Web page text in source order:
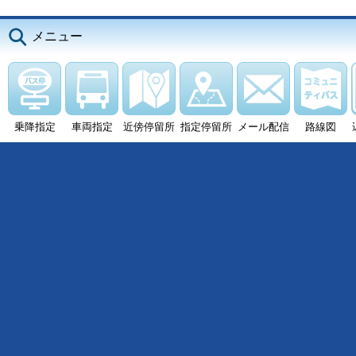
メニュー
乗降指定 車両指定 近傍停留所 指定停留所 メール配信 路線図